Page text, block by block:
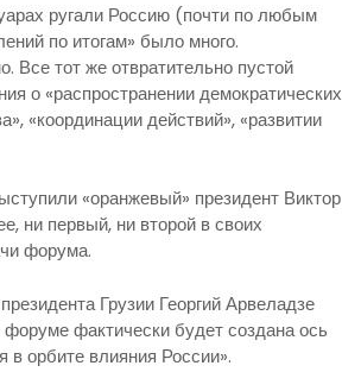
ругали Россию (почти по любым
по итогам» было много.
Все тот же отвратительно пустой
о «распространении демократических
«координации действий», «развитии
«оранжевый» президент Виктор
ни первый, ни второй в своих
форума.
Грузии Георгий Арвеладзе
фактически будет создана ось
в орбите влияния России».